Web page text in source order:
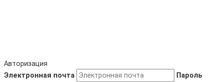
Авторизация
Электронная почта
Пароль